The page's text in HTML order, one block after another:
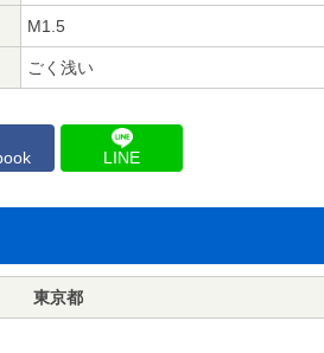
M1.5
ごく浅い
LINE
東京都